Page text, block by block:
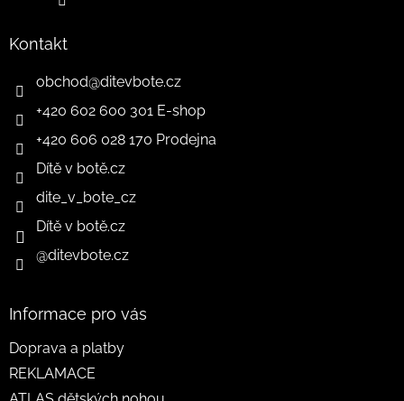
Kontakt
obchod@ditevbote.cz
+420 602 600 301 E-shop
+420 606 028 170 Prodejna
Dítě v botě.cz
dite_v_bote_cz
Dítě v botě.cz
@ditevbote.cz
Informace pro vás
Doprava a platby
REKLAMACE